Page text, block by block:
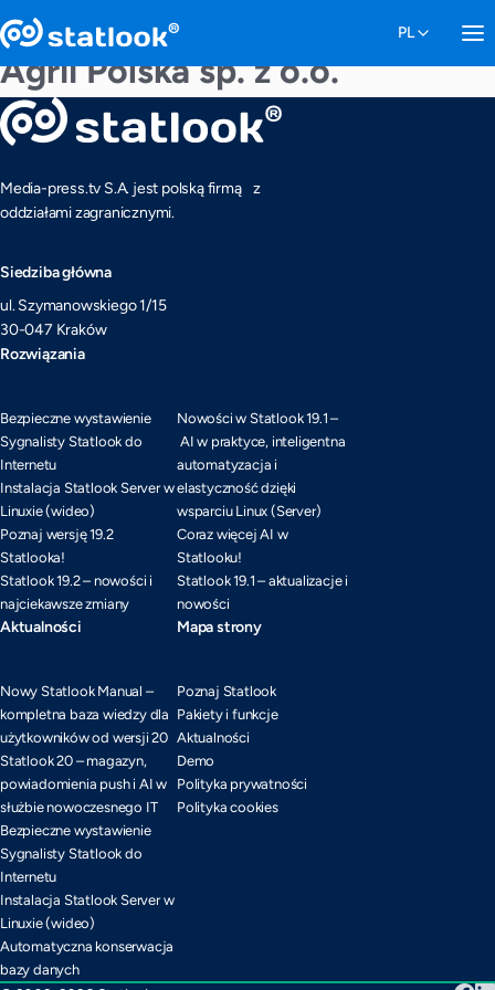
Agrii Polska sp. z o.o.
Media-press.tv S.A. jest polską firmą z
oddziałami zagranicznymi.
Siedziba główna
ul. Szymanowskiego 1/15
30-047 Kraków
Rozwiązania
Bezpieczne wystawienie
Sygnalisty Statlook do
Internetu
Instalacja Statlook Server w
Linuxie (wideo)
Poznaj wersję 19.2
Statlooka!
Statlook 19.2 – nowości i
najciekawsze zmiany
Nowości w Statlook 19.1 –
AI w praktyce, inteligentna
automatyzacja i
elastyczność dzięki
wsparciu Linux (Server)
Coraz więcej AI w
Statlooku!
Statlook 19.1 – aktualizacje i
nowości
Aktualności
Nowy Statlook Manual –
kompletna baza wiedzy dla
użytkowników od wersji 20
Statlook 20 – magazyn,
powiadomienia push i AI w
służbie nowoczesnego IT
Bezpieczne wystawienie
Sygnalisty Statlook do
Internetu
Instalacja Statlook Server w
Linuxie (wideo)
Automatyczna konserwacja
bazy danych
Mapa strony
Poznaj Statlook
Pakiety i funkcje
Aktualności
Demo
Polityka prywatności
Polityka cookies